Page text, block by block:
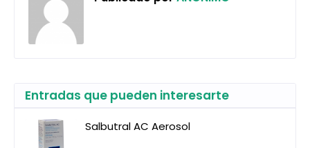
Entradas que pueden interesarte
Salbutral AC Aerosol